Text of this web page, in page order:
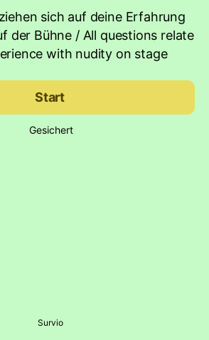
sich auf deine Erfahrung
der Bühne / All questions relate
with nudity on stage
Start
Gesichert
Survio